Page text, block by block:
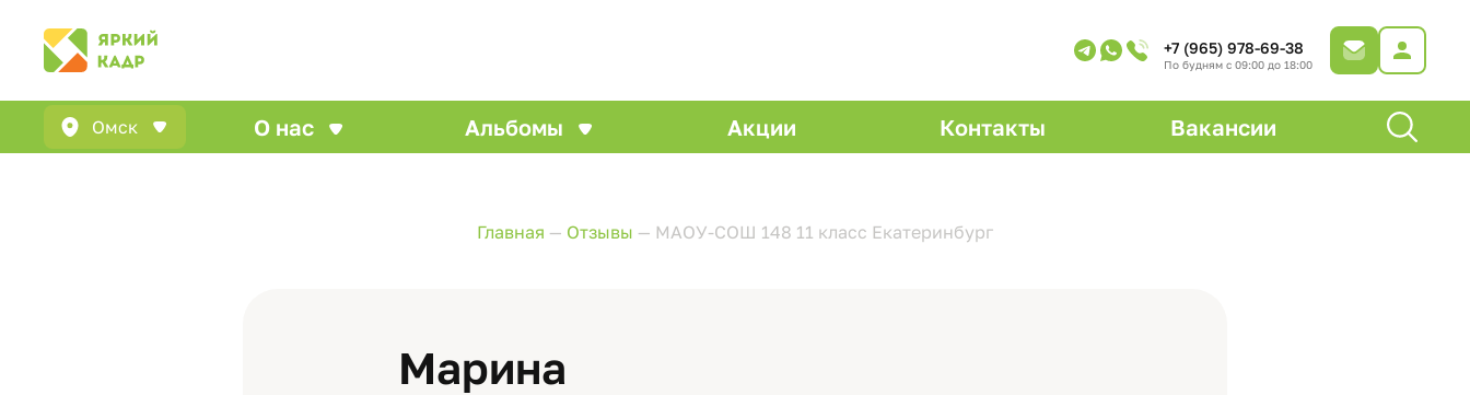
+7 (965) 978-69-38
По будням с 09:00 до 18:00
Омск О нас Альбомы Акции Контакты Вакансии
Главная — Отзывы — МАОУ-СОШ 148 11 класс Екатеринбург
Марина